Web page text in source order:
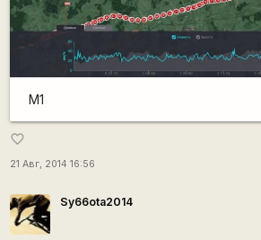
M1
favorite_border
21 Авг, 2014 16:56
Sy66ota2014